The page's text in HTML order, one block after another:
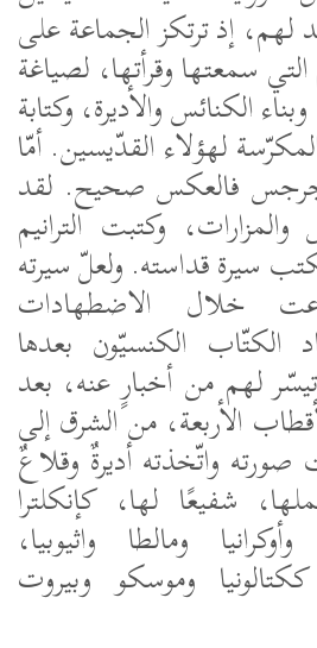
لهم، إذ ترتكز الجماعة على
سمعتها وقرأتها، لصياغة
الكنائس والأديرة، وكتابة
لهؤلاء القدّيسين. أمّا
فالعكس صحيح. لقد
وكتبت الترانيم
سيرة قداسته. ولعلّ سيرته
خلال الاضطهادات
الكتّاب الكنسيّون بعدها
لهم من أخبارٍ عنه، بعد
الأربعة، من الشرق إلى
واتّخذته أديرةٌ وقلاعٌ
شفيعًا لها، كإنكلترا
ومالطا واثيوبيا،
وموسكو وبيروت